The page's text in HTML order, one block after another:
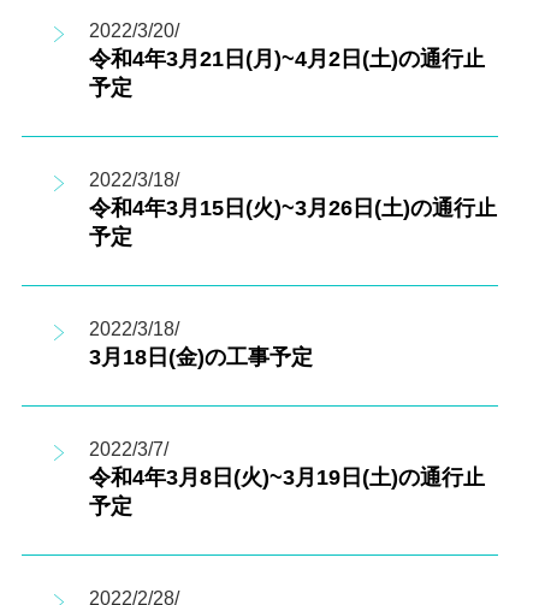
2022/3/20/
令和4年3月21日(月)~4月2日(土)の通行止
予定
2022/3/18/
令和4年3月15日(火)~3月26日(土)の通行止
予定
2022/3/18/
3月18日(金)の工事予定
2022/3/7/
令和4年3月8日(火)~3月19日(土)の通行止
予定
2022/2/28/